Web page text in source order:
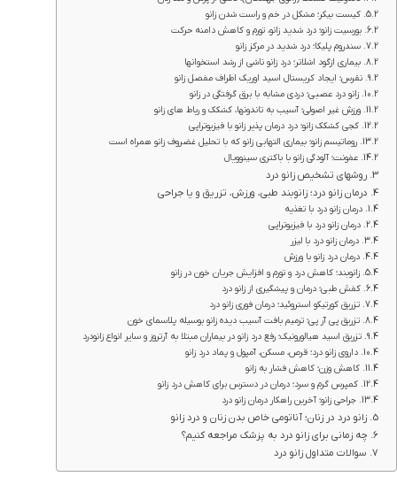
کیست بیکر؛ مشکل در خم و راست شدن زانو
بورسیت زانو؛ درد شدید زانو، تورم و کاهش دامنه حرکت
سندروم پلیکا؛ درد شدید در مرکز زانو
بیماری ازگود اشلاتر؛ درد زانو ناشی از رشد استخوانها
نقرس؛ ایجاد کریستال اسید اوریک اطراف مفصل زانو
زانو درد عصبی؛ دردی مشابه با برق گرفتگی در زانو
ورزش غیر اصولی؛ آسیب به تاندونها، کشکک و رباط های زانو
کجی کشکک زانو؛ درد درمان پذیر زانو با فیزیوتراپی
روماتیسم زانو؛ بیماری التهابی زانو که با تحلیل غضروف زانو همراه است
عفونت؛ آلودگی زانو با باکتری سینوویال
روشهای تشخیص زانو درد
درمان زانو درد؛ زانوبند طبی، ورزش، تزریق و یا جراحی
درمان زانو درد با تغذیه
درمان زانو درد با فیزیوتراپی
درمان زانو درد با لیزر
درمان درد زانو با ورزش
زانوبند؛ کاهش درد و تورم و افزایش جریان خون در زانو
کفش طبی؛ درمان و پیشگیری از زانو درد
تزریق کورتیکو استروئید؛ درمان فوری زانو درد
تزریق پی آر پی؛ ترمیم بافت آسیب دیده زانو بوسیله پلاسمای خون
تزریق اسید هیالورونیک؛ رفع درد زانو در بیماران مبتلا به آرتروز و سایر انواع زانودرد
داروی زانو درد؛ قرص، مسکن، آمپول و پماد درد زانو
کاهش وزن؛ کاهش فشار به زانو
کمپرس گرم و سرد؛ درمان در دسترس برای کاهش درد زانو
جراحی زانو؛ آخرین راهکار درمان زانو درد
زانو درد در زنان؛ آناتومی خاص بدن زنان و درد زانو
چه زمانی برای زانو درد به پزشک مراجعه کنیم؟
سوالات متداول زانو درد